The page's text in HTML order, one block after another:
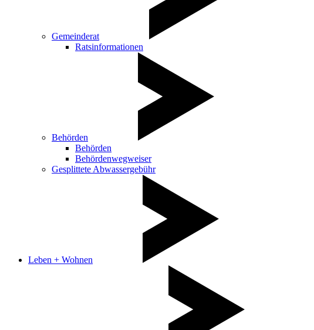
Gemeinderat
Ratsinformationen
Behörden
Behörden
Behördenwegweiser
Gesplittete Abwassergebühr
Leben + Wohnen